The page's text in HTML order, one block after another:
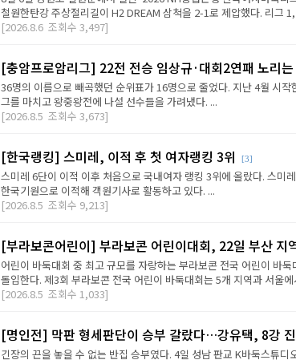
철원한탄강 주상절리길이 H2 DREAM 삼척을 2-1로 제압했다. 리그
[2026.8.6 조회수 3,497]
[충암프로암리그] 22전 전승 임상규·대회2연패 노리
36명의 이름으로 빼곡했던 순위표가 16명으로 줄었다. 지난 4월 시
그를 마치고 왕중왕전에 나설 선수들을 가려냈다. ...
[2026.8.5 조회수 3,673]
[한국랭킹] 스미레, 이적 후 첫 여자랭킹 3위 [3]
스미레 6단이 이적 이후 처음으로 국내여자 랭킹 3위에 올랐다. 스미
한국기원으로 이적해 객원기사로 활동하고 있다. ...
[2026.8.5 조회수 9,213]
[부라보콘어린이] 부라보콘 어린이대회, 22일 부산 지
어린이 바둑대회 중 최고 규모를 자랑하는 부라보콘 전국 어린이 바
돌입한다. 제3회 부라보콘 전국 어린이 바둑대회는 5개 지역과 서울
[2026.8.5 조회수 1,033]
[명인전] 막판 형세판단이 승부 갈랐다…강유택, 8강
긴장의 끈을 놓을 수 없는 반집 승부였다. 4일 성남 판교 K바둑스튜